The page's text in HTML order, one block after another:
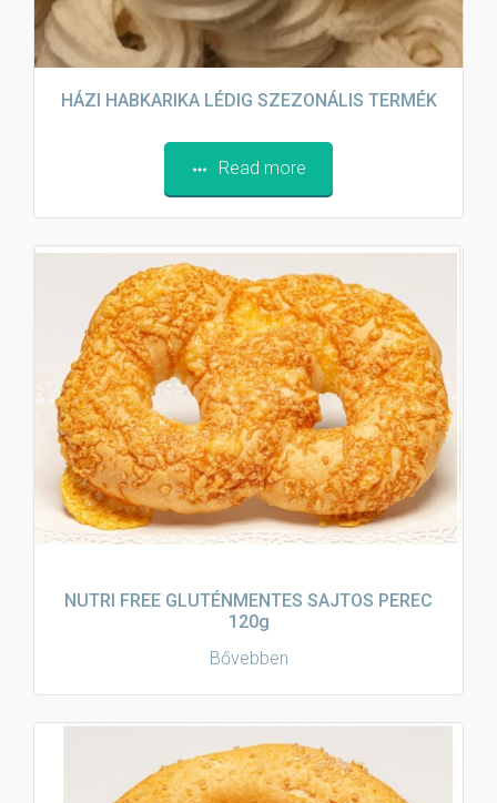
HÁZI HABKARIKA LÉDIG SZEZONÁLIS TERMÉK
Read more
NUTRI FREE GLUTÉNMENTES SAJTOS PEREC
120g
Bővebben